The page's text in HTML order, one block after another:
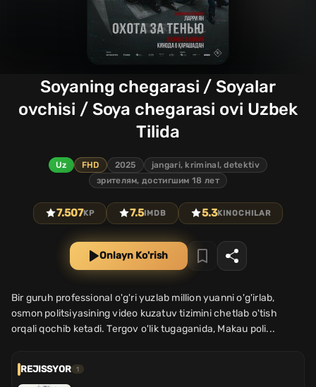
Soyaning chegarasi / Soyalar
ovchisi / Soya chegarasi ovi Uzbek
Tilida
Uz FHD 2025
jangari, kriminal, detektiv
зрителям, достигшим 18 лет
7.507KP 7.5IMDB 5.3KINOCHILAR
Onlayn Ko'rish
Bir guruh professional o'g'ri yuzlab million yuanni o'g'irlab,
osmon politsiyasining video kuzatuv tizimini chetlab o'tish
orqali qochib ketadi. Tergov o'lik tugaganida, Makau poli...
REJISSYOR 1